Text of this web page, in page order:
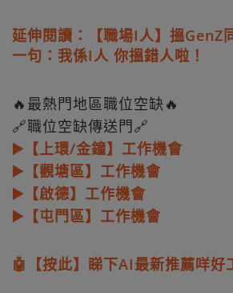
延伸閱讀：【職場I人】搵GenZ
一句：我係I人 你搵錯人啦！
🔥最熱門地區職位空缺🔥
🔗職位空缺傳送門🔗
▶️【上環/金鐘】工作機會
▶️【觀塘區】工作機會
▶️【啟德】工作機會
▶️【屯門區】工作機會
🤖【按此】睇下AI最新推薦咩好